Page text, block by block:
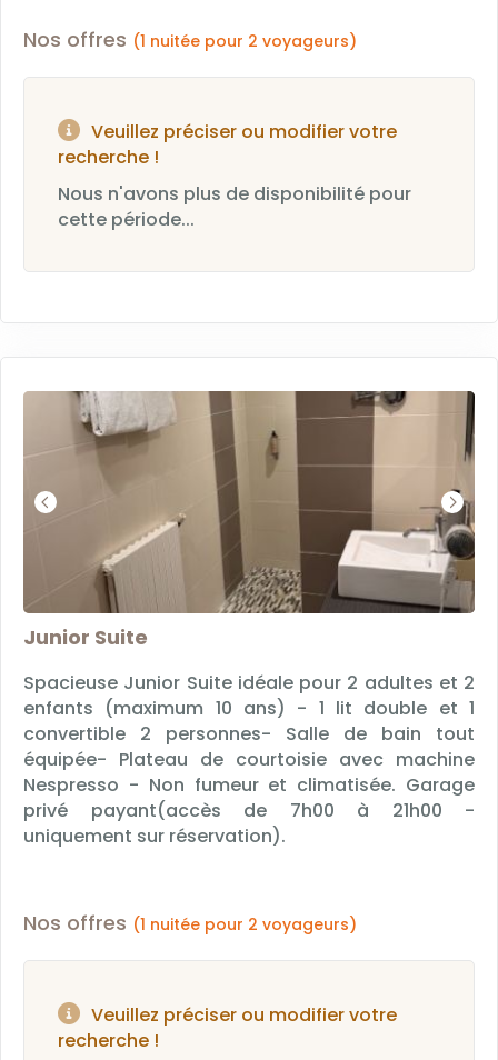
Nos offres (1 nuitée pour 2 voyageurs)
Veuillez préciser ou modifier votre
recherche !
Nous n'avons plus de disponibilité pour
cette période...
Junior Suite
Spacieuse Junior Suite idéale pour 2 adultes et 2
enfants (maximum 10 ans) - 1 lit double et 1
convertible 2 personnes- Salle de bain tout
équipée- Plateau de courtoisie avec machine
Nespresso - Non fumeur et climatisée. Garage
privé payant(accès de 7h00 à 21h00 -
uniquement sur réservation).
Nos offres (1 nuitée pour 2 voyageurs)
Veuillez préciser ou modifier votre
recherche !